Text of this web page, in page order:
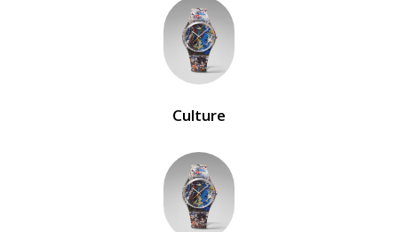
Culture